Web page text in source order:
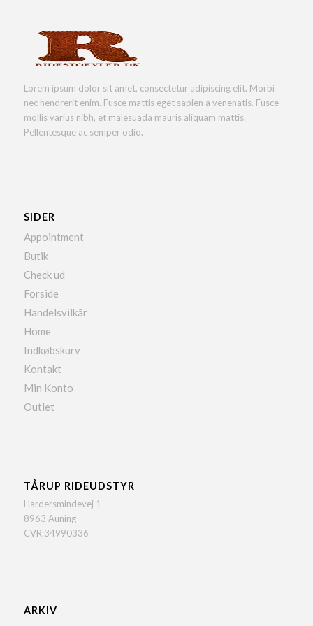
Lorem ipsum dolor sit amet, consectetur adipiscing elit. Morbi
nec hendrerit enim. Fusce mattis eget sapien a venenatis. Fusce
mollis varius nibh, et malesuada mauris aliquam mattis.
Pellentesque ac semper odio.
SIDER
Appointment
Butik
Check ud
Forside
Handelsvilkår
Home
Indkøbskurv
Kontakt
Min Konto
Outlet
TÅRUP RIDEUDSTYR
Hardersmindevej 1
8963 Auning
CVR:34990336
ARKIV